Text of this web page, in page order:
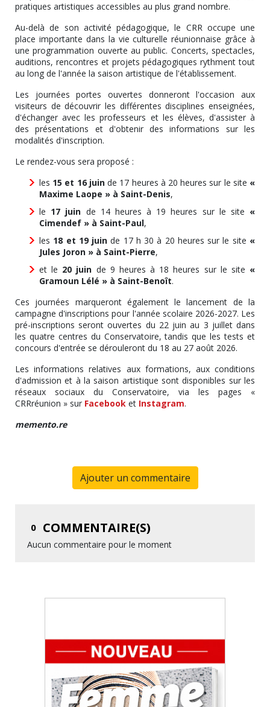
pratiques artistiques accessibles au plus grand nombre.
Au-delà de son activité pédagogique, le CRR occupe une
place importante dans la vie culturelle réunionnaise grâce à
une programmation ouverte au public. Concerts, spectacles,
auditions, rencontres et projets pédagogiques rythment tout
au long de l'année la saison artistique de l'établissement.
Les journées portes ouvertes donneront l'occasion aux
visiteurs de découvrir les différentes disciplines enseignées,
d'échanger avec les professeurs et les élèves, d'assister à
des présentations et d'obtenir des informations sur les
modalités d'inscription.
Le rendez-vous sera proposé :
les 15 et 16 juinde 17 heures à 20 heures sur le site «
Maxime Laope » à Saint-Denis,
le 17 juin de 14 heures à 19 heures sur le site «
Cimendef » à Saint-Paul,
les 18 et 19 juinde 17 h 30 à 20 heures sur le site «
Jules Joron » à Saint-Pierre,
et le 20 juin de 9 heures à 18 heures sur le site «
Gramoun Lélé » à Saint-Benoît.
Ces journées marqueront également le lancement de la
campagne d'inscriptions pour l'année scolaire 2026-2027. Les
pré-inscriptions seront ouvertes du 22 juin au 3 juillet dans
les quatre centres du Conservatoire, tandis que les tests et
concours d'entrée se dérouleront du 18 au 27 août 2026.
Les informations relatives aux formations, aux conditions
d'admission et à la saison artistique sont disponibles sur les
réseaux sociaux du Conservatoire, via les pages «
CRRréunion » sur Facebook et Instagram.
memento.re
Ajouter un commentaire
0 COMMENTAIRE(S)
Aucun commentaire pour le moment